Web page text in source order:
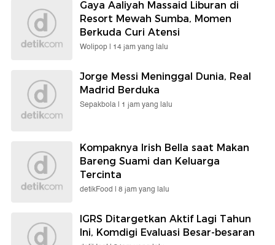
Gaya Aaliyah Massaid Liburan di
Resort Mewah Sumba, Momen
Berkuda Curi Atensi
Wolipop | 14 jam yang lalu
Jorge Messi Meninggal Dunia, Real
Madrid Berduka
Sepakbola | 1 jam yang lalu
Kompaknya Irish Bella saat Makan
Bareng Suami dan Keluarga
Tercinta
detikFood | 8 jam yang lalu
IGRS Ditargetkan Aktif Lagi Tahun
Ini, Komdigi Evaluasi Besar-besaran